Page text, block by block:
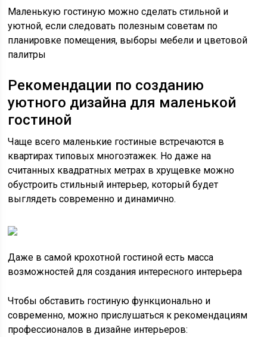
Маленькую гостиную можно сделать стильной и
уютной, если следовать полезным советам по
планировке помещения, выборы мебели и цветовой
палитры
Рекомендации по созданию
уютного дизайна для маленькой
гостиной
Чаще всего маленькие гостиные встречаются в
квартирах типовых многоэтажек. Но даже на
считанных квадратных метрах в хрущевке можно
обустроить стильный интерьер, который будет
выглядеть современно и динамично.
Даже в самой крохотной гостиной есть масса
возможностей для создания интересного интерьера
Чтобы обставить гостиную функционально и
современно, можно прислушаться к рекомендациям
профессионалов в дизайне интерьеров: